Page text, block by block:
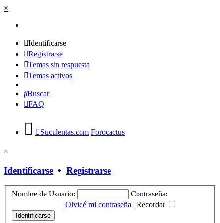
×
Identificarse
Registrarse
Temas sin respuesta
Temas activos
Buscar
FAQ
Suculentas.com Forocactus
×
Identificarse • Registrarse
Nombre de Usuario:
Contraseña:
Olvidé mi contraseña | Recordar